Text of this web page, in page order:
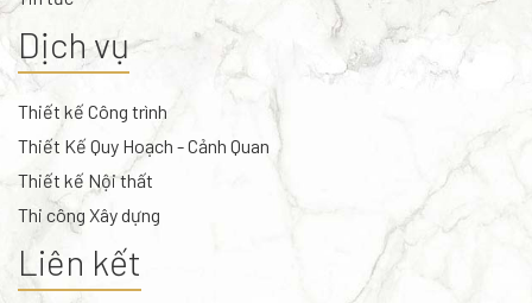
Dịch vụ
Thiết kế Công trình
Thiết Kế Quy Hoạch - Cảnh Quan
Thiết kế Nội thất
Thi công Xây dựng
Liên kết